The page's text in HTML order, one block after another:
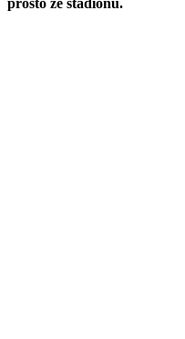
prosto ze stadionu.